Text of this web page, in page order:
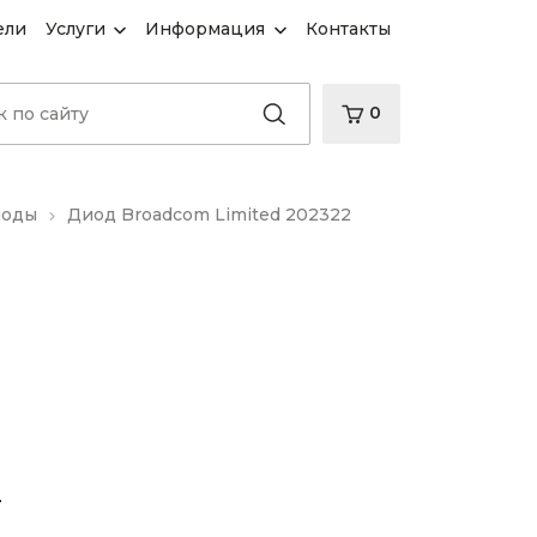
Услуги Информация Контакты
0
Диод Broadcom Limited 202322